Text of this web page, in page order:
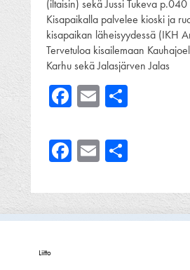
(iltaisin) sekä Jussi Tukeva
Kisapaikalla palvelee kioski ja
kisapaikan läheisyydessä (IKH
Tervetuloa kisailemaan
Karhu sekä Jalasjärven Jalas
Facebook
Email
Facebook
Email
Liitto